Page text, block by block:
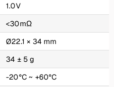
1.0V
<30mΩ
Ø22.1 × 34 mm
34 ± 5 g
-20°C ~ +60°C